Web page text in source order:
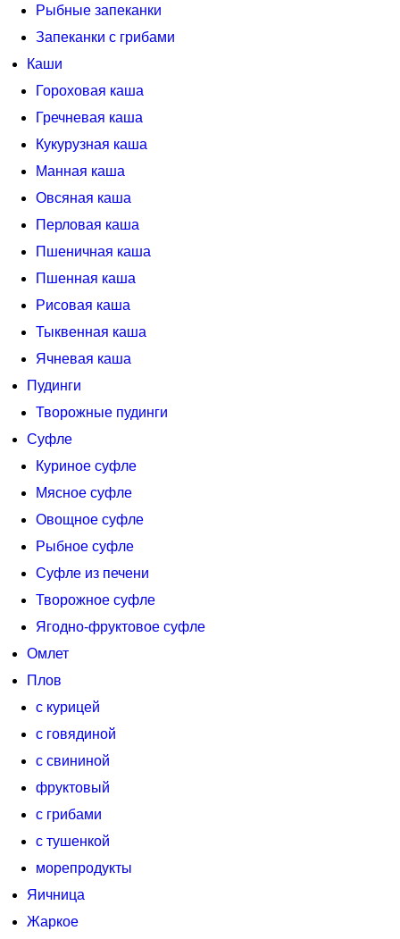
Рыбные запеканки
Запеканки с грибами
Каши
Гороховая каша
Гречневая каша
Кукурузная каша
Манная каша
Овсяная каша
Перловая каша
Пшеничная каша
Пшенная каша
Рисовая каша
Тыквенная каша
Ячневая каша
Пудинги
Творожные пудинги
Суфле
Куриное суфле
Мясное суфле
Овощное суфле
Рыбное суфле
Суфле из печени
Творожное суфле
Ягодно-фруктовое суфле
Омлет
Плов
с курицей
с говядиной
с свининой
фруктовый
с грибами
с тушенкой
морепродукты
Яичница
Жаркое